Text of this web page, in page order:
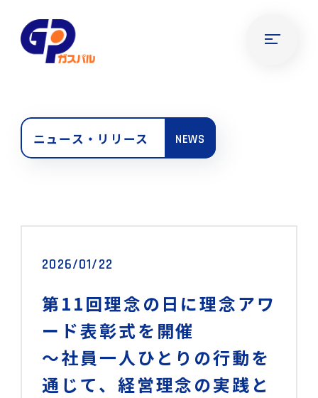
ニュース・リリース NEWS
2026/01/22
第11回理念の日に理念アワ
ード表彰式を開催
～社員一人ひとりの行動を
通じて、経営理念の実践と